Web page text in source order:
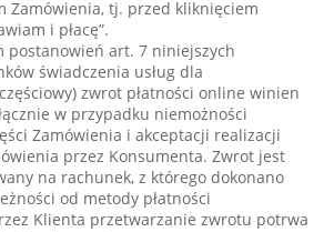
Zamówienia, tj. przed kliknięciem
i płacę”.
postanowień art. 7 niniejszych
świadczenia usług dla
zwrot płatności online winien
w przypadku niemożności
Zamówienia i akceptacji realizacji
przez Konsumenta. Zwrot jest
na rachunek, z którego dokonano
od metody płatności
Klienta przetwarzanie zwrotu potrwa